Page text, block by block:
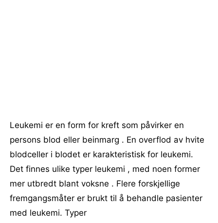
Leukemi er en form for kreft som påvirker en
persons blod eller beinmarg . En overflod av hvite
blodceller i blodet er karakteristisk for leukemi.
Det finnes ulike typer leukemi , med noen former
mer utbredt blant voksne . Flere forskjellige
fremgangsmåter er brukt til å behandle pasienter
med leukemi. Typer